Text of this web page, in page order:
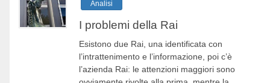
Analisi
I problemi della Rai
Esistono due Rai, una identificata con
l’intrattenimento e l’informazione, poi c’è
l’azienda Rai: le attenzioni maggiori sono